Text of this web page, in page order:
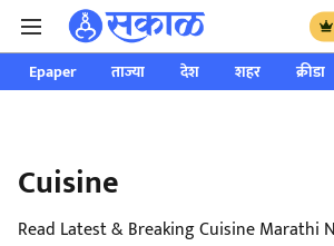
Epaper ताज्या देश शहर क्रीडा
Cuisine
Read Latest & Breaking Cuisine Marathi